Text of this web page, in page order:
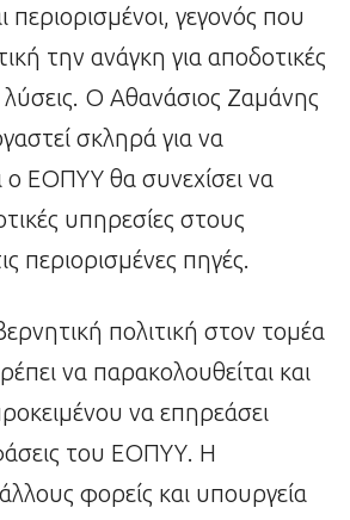
περιορισμένοι, γεγονός που
την ανάγκη για αποδοτικές
λύσεις. Ο Αθανάσιος Ζαμάνης
σκληρά για να
ο ΕΟΠΥΥ θα συνεχίσει να
υπηρεσίες στους
περιορισμένες πηγές.
πολιτική στον τομέα
να παρακολουθείται και
να επηρεάσει
του ΕΟΠΥΥ. Η
φορείς και υπουργεία